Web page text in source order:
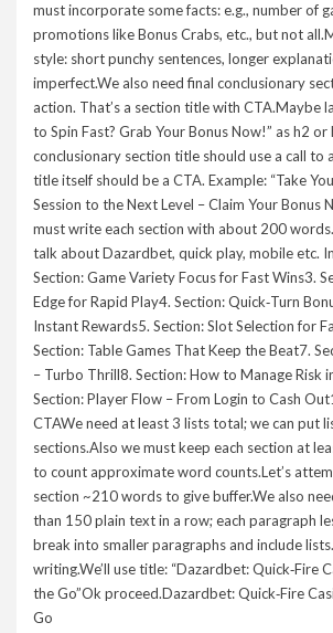
must incorporate some facts: e.g., number of
promotions like Bonus Crabs, etc., but not
style: short punchy sentences, longer
imperfect.We also need final conclusionary
action. That’s a section title with CTA.Maybe
to Spin Fast? Grab Your Bonus Now!” as h2 or
conclusionary section title should use a call to
title itself should be a CTA. Example: “Take
Session to the Next Level – Claim Your Bonus
must write each section with about 200
talk about Dazardbet, quick play, mobile etc.
Section: Game Variety Focus for Fast Wins3.
Edge for Rapid Play4. Section: Quick‑Turn
Instant Rewards5. Section: Slot Selection for
Section: Table Games That Keep the Beat7.
– Turbo Thrill8. Section: How to Manage Risk
Section: Player Flow – From Login to Cash
CTAWe need at least 3 lists total; we can put
sections.Also we must keep each section at
to count approximate word counts.Let’s
section ~210 words to give buffer.We also
than 150 plain text in a row; each paragraph
break into smaller paragraphs and include
writing.We’ll use title: “Dazardbet: Quick‑Fire
the Go”Ok proceed.Dazardbet: Quick‑Fire
Go